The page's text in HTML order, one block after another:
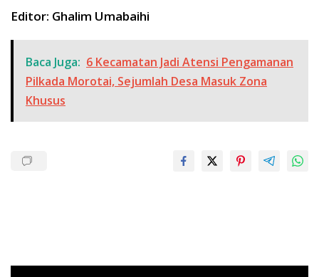
Editor: Ghalim Umabaihi
Baca Juga: 6 Kecamatan Jadi Atensi Pengamanan
Pilkada Morotai, Sejumlah Desa Masuk Zona
Khusus